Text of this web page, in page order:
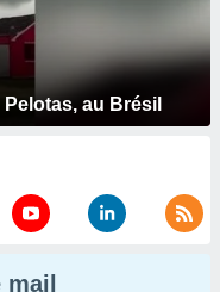
au Brésil